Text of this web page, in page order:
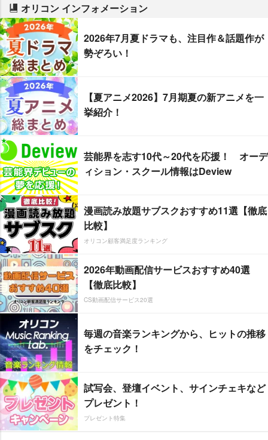
オリコン インフォメーション
2026年7月夏ドラマも、注目作＆話題作が
勢ぞろい！
【夏アニメ2026】7月期夏の新アニメを一
挙紹介！
芸能界を志す10代～20代を応援！ オーデ
ィション・スクール情報はDeview
漫画読み放題サブスクおすすめ11選【徹底
比較】
オリコン顧客満足度ランキング
2026年動画配信サービスおすすめ40選
【徹底比較】
CS動画配信サービス20選
毎週の音楽ランキングから、ヒットの推移
をチェック！
試写会、登壇イベント、サインチェキなど
プレゼント！
プレゼント特集